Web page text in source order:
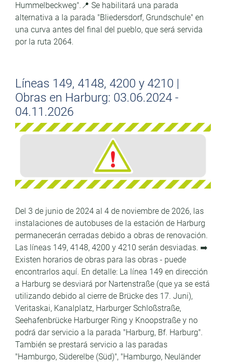
Hummelbeckweg".📍 Se habilitará una parada
alternativa a la parada "Bliedersdorf, Grundschule" en
una curva antes del final del pueblo, que será servida
por la ruta 2064.
Líneas 149, 4148, 4200 y 4210 |
Obras en Harburg: 03.06.2024 -
04.11.2026
Del 3 de junio de 2024 al 4 de noviembre de 2026, las
instalaciones de autobuses de la estación de Harburg
permanecerán cerradas debido a obras de renovación.
Las líneas 149, 4148, 4200 y 4210 serán desviadas. ➡️
Existen horarios de obras para las obras - puede
encontrarlos aquí. En detalle: La línea 149 en dirección
a Harburg se desviará por Nartenstraße (que ya se está
utilizando debido al cierre de Brücke des 17. Juni),
Veritaskai, Kanalplatz, Harburger Schloßstraße,
Seehafenbrücke Harburger Ring y Knoopstraße y no
podrá dar servicio a la parada "Harburg, Bf. Harburg".
También se prestará servicio a las paradas
"Hamburgo, Süderelbe (Süd)", "Hamburgo, Neuländer